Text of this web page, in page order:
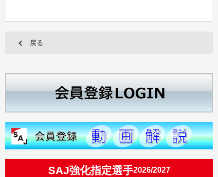
戻る
SAJ強化指定選手2026/2027